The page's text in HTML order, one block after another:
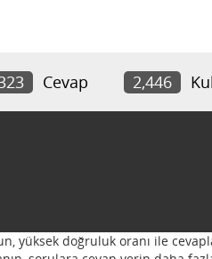
Cevap 2,446
doğruluk oranı ile